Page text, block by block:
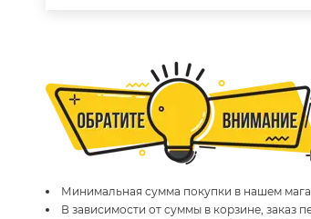
Минимальная сумма покупки в нашем
В зависимости от суммы в корзине, заказ